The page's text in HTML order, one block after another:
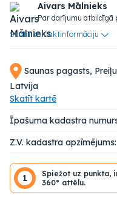
Saunas pagasts,
Latvija
Skatīt kartē
Īpašuma kadastra
Z.V. kadastra apzīmējums:
1
Spiežot uz punkta,
360° attēlu.
Aivars Mālnieks
Par darījumu atbildīgā
Skatīt kontaktinformāciju